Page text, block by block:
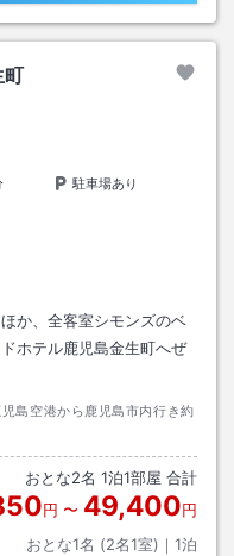
町
駐車場あり
か、全客室シモンズのベ
ホテル鹿児島金生町へぜ
島空港から鹿児島市内行き約
おとな2名 1泊1部屋 合計
円 〜 49,400円
おとな1名 (2名1室)｜ 1泊